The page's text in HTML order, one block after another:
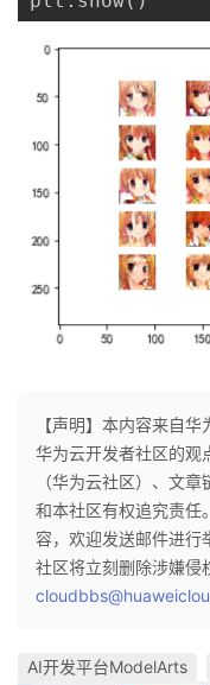
【声明】本内容来自
华为云开发者社区的观
（华为云社区）、文
和本社区有权追究责任
容，欢迎发送邮件进行
社区将立刻删除涉嫌侵
AI开发平台ModelArts